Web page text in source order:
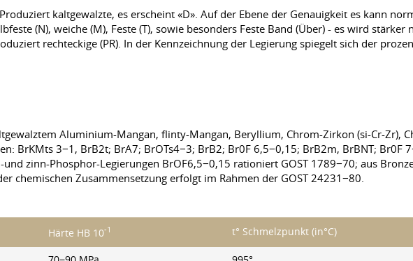
kaltgewalzte, es erscheint «D». Auf der Ebene der Genauigkeit es kann
(N), weiche (M), Feste (T), sowie besonders Feste Band (Über) - es wird
rechteckige (PR). In der Kennzeichnung der Legierung spiegelt sich der
Aluminium-Mangan, flinty-Mangan, Beryllium, Chrom-Zirkon (si-Cr-Zr),
BrKMts 3−1, BrB2t; BrA7; BrOTs4−3; BrB2; Br0F 6,5−0,15; BrB2m, BrBNT; Br0F
zinn-Phosphor-Legierungen BrOF6,5−0,15 rationiert GOST 1789−70; aus
chemischen Zusammensetzung erfolgt im Rahmen der GOST 24231−80.
Härte HB 10-1 t° Schmelzpunkt (in°C)